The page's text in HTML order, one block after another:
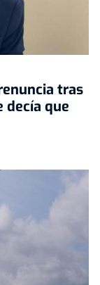
tras
decía que